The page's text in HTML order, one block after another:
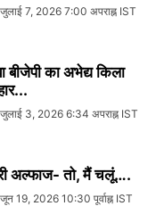
जुलाई 7, 2026 7:00 अपराह्न IST
बीजेपी का अभेद्य किला
जुलाई 3, 2026 6:34 अपराह्न IST
अल्फाज- तो, मैं चलूं….
जून 19, 2026 10:30 पूर्वाह्न IST